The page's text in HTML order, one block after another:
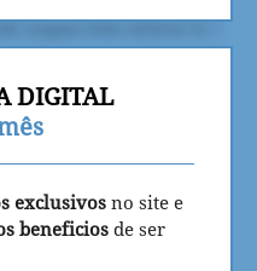
DIGITAL
exclusivos no site e
beneficios de ser